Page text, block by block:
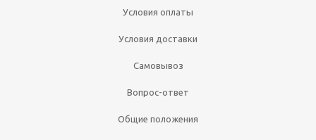
Условия оплаты
Условия доставки
Самовывоз
Вопрос-ответ
Общие положения